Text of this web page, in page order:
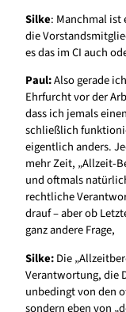
Silke: Manchmal ist
die
es das im CI auch
Paul:Also gerade
Ehrfurcht vor der
dass ich jemals
schließlich
eigentlich anders.
mehr Zeit, „Allzeit-
und oftmals
rechtliche
drauf – aber ob
ganz andere Frage,
Silke:Die
Verantwortung, die
unbedingt von den
sondern eben von